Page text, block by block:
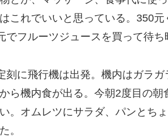
これでいいと思っている。350
でフルーツジュースを買って待ち
刻に飛行機は出発。機内はガラ
ら機内食が出る。今朝2度目の
。オムレツにサラダ、パンとち
。